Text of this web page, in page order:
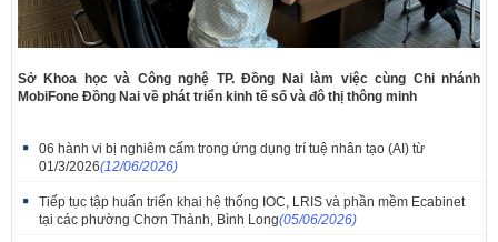
Sở Khoa học và Công nghệ TP. Đồng Nai làm việc cùng Chi nhánh
MobiFone Đồng Nai về phát triển kinh tế số và đô thị thông minh
06 hành vi bị nghiêm cấm trong ứng dụng trí tuệ nhân tạo (AI) từ
01/3/2026(12/06/2026)
Tiếp tục tập huấn triển khai hệ thống IOC, LRIS và phần mềm Ecabinet
tại các phường Chơn Thành, Bình Long(05/06/2026)